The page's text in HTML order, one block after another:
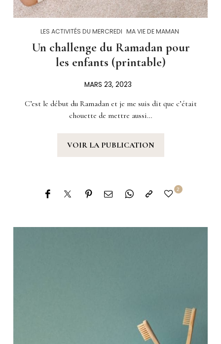
LES ACTIVITÉS DU MERCREDI MA VIE DE MAMAN
Un challenge du Ramadan pour
les enfants (printable)
MARS 23, 2023
C’est le début du Ramadan et je me suis dit que c’était
chouette de mettre aussi…
VOIR LA PUBLICATION
2